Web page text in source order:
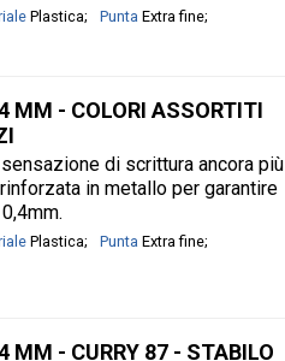
Plastica Punta Extra fine
MM - COLORI ASSORTITI
di scrittura ancora più
in metallo per garantire
Plastica Punta Extra fine
MM - CURRY 87 - STABILO